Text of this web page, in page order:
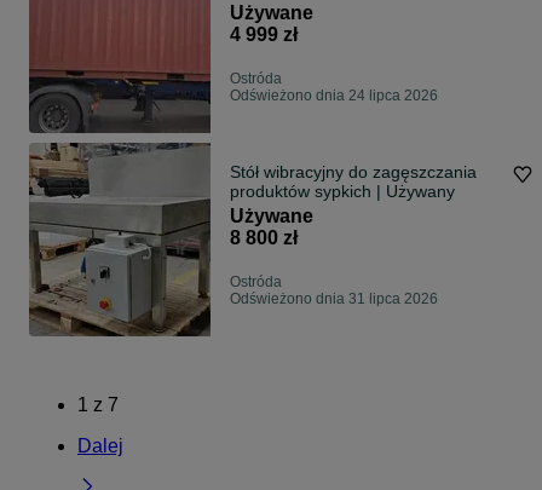
Używane
4 999 zł
Ostróda
Odświeżono dnia 24 lipca 2026
Stół wibracyjny do zagęszczania
produktów sypkich | Używany
Używane
8 800 zł
Ostróda
Odświeżono dnia 31 lipca 2026
1 z 7
Dalej